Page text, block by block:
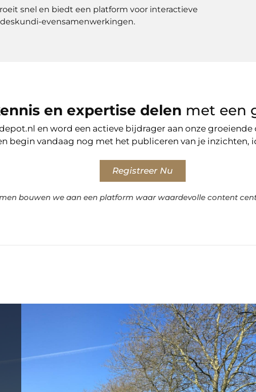
snel en biedt een platform voor interactieve
deskundi-evensamenwerkingen.
en expertise delen met een
en word een actieve bijdrager aan onze
begin vandaag nog met het publiceren van je inzichten,
Registreer Nu
bouwen we aan een platform waar waardevolle content